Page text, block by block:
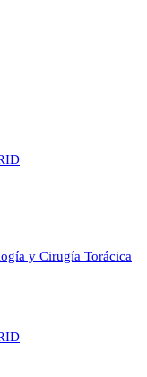
y Cirugía Torácica